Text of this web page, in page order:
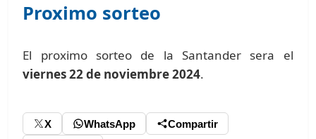
Proximo sorteo
El proximo sorteo de la Santander sera el
viernes 22 de noviembre 2024.
X WhatsApp
Compartir